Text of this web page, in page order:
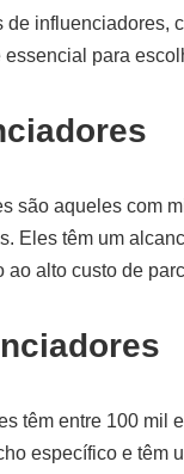
de influenciadores,
para
são aqueles com
Eles têm um
ao alto custo de
têm entre 100 mil
específico e têm